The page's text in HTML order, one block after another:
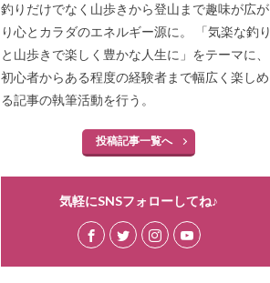
釣りだけでなく山歩きから登山まで趣味が広が
り心とカラダのエネルギー源に。 「気楽な釣り
と山歩きで楽しく豊かな人生に」をテーマに、
初心者からある程度の経験者まで幅広く楽しめ
る記事の執筆活動を行う。
投稿記事一覧へ
気軽にSNSフォローしてね♪